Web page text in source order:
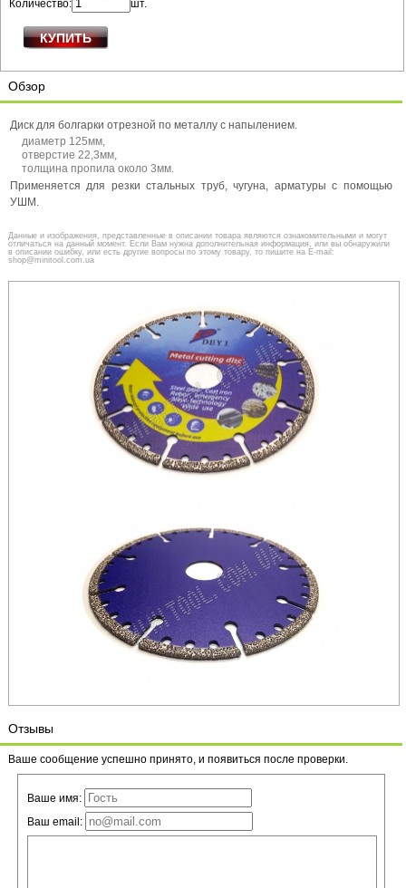
Количество: шт.
Обзор
Диск для болгарки отрезной по металлу с напылением.
диаметр 125мм,
отверстие 22,3мм,
толщина пропила около 3мм.
Применяется для резки стальных труб, чугуна, арматуры с помощью
УШМ.
Данные и изображения, представленные в описании товара являются ознакомительными и могут
отличаться на данный момент. Если Вам нужна дополнительная информация, или вы обнаружили
в описании ошибку, или есть другие вопросы по этому товару, то пишите на E-mail:
shop@minitool.com.ua
Отзывы
Ваше сообщение успешно принято, и появиться после проверки.
Ваше имя:
Ваш email: